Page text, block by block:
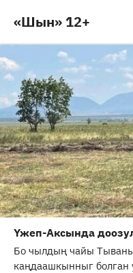
«Шын» 12+
Үжеп-Аксында
Бо чылдың чайы
каңдаашкынныг болган